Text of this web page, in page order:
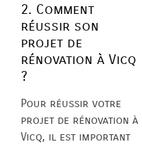
2. Comment
réussir son
projet de
rénovation à Vicq
?
Pour réussir votre
projet de rénovation à
Vicq, il est important